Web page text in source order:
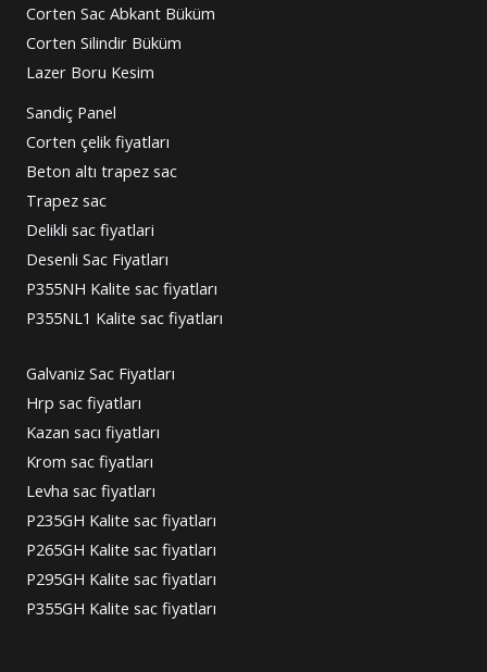
Corten Sac Abkant Büküm
Corten Silindir Büküm
Lazer Boru Kesim
Sandiç Panel
Corten çelik fiyatları
Beton altı trapez sac
Trapez sac
Delikli sac fiyatlari
Desenli Sac Fiyatları
P355NH Kalite sac fiyatları
P355NL1 Kalite sac fiyatları
Galvaniz Sac Fiyatları
Hrp sac fiyatları
Kazan sacı fiyatları
Krom sac fiyatları
Levha sac fiyatları
P235GH Kalite sac fiyatları
P265GH Kalite sac fiyatları
P295GH Kalite sac fiyatları
P355GH Kalite sac fiyatları